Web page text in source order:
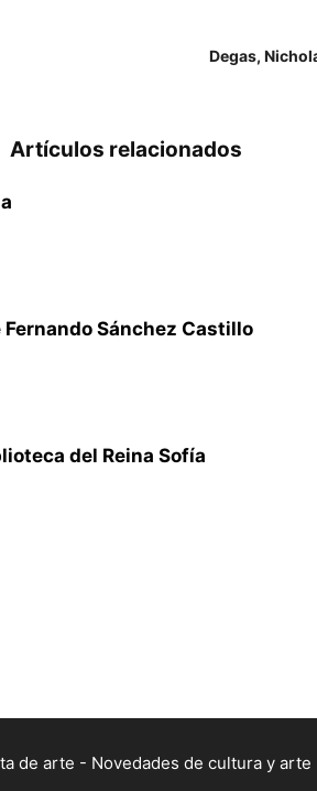
Degas,
Artículos relacionados
Sánchez Castillo
del Reina Sofía